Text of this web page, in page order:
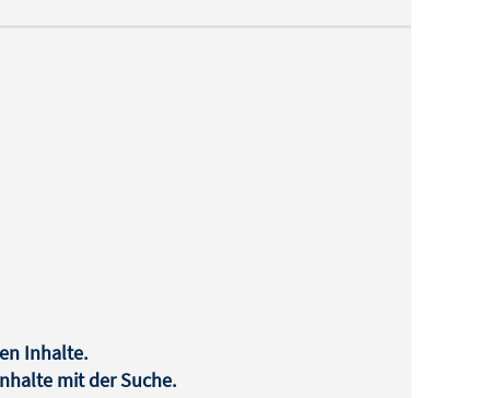
Inhalte.
mit der Suche.